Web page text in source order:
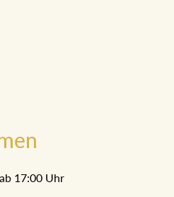
17:00 Uhr